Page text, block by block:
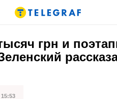
грн и